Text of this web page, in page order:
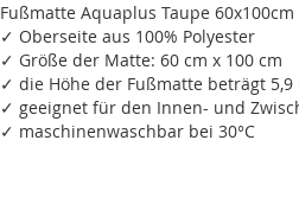
Fußmatte Aquaplus Taupe 60x100cm
✓ Oberseite aus 100% Polyester
✓ Größe der Matte: 60 cm x 100 cm
✓ die Höhe der Fußmatte beträgt 5,9
✓ geeignet für den Innen- und
✓ maschinenwaschbar bei 30°C